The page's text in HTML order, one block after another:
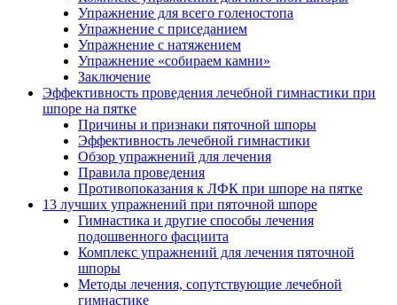
Упражнение для всего голеностопа
Упражнение с приседанием
Упражнение с натяжением
Упражнение «собираем камни»
Заключение
Эффективность проведения лечебной гимнастики при
шпоре на пятке
Причины и признаки пяточной шпоры
Эффективность лечебной гимнастики
Обзор упражнений для лечения
Правила проведения
Противопоказания к ЛФК при шпоре на пятке
13 лучших упражнений при пяточной шпоре
Гимнастика и другие способы лечения
подошвенного фасциита
Комплекс упражнений для лечения пяточной
шпоры
Методы лечения, сопутствующие лечебной
гимнастике